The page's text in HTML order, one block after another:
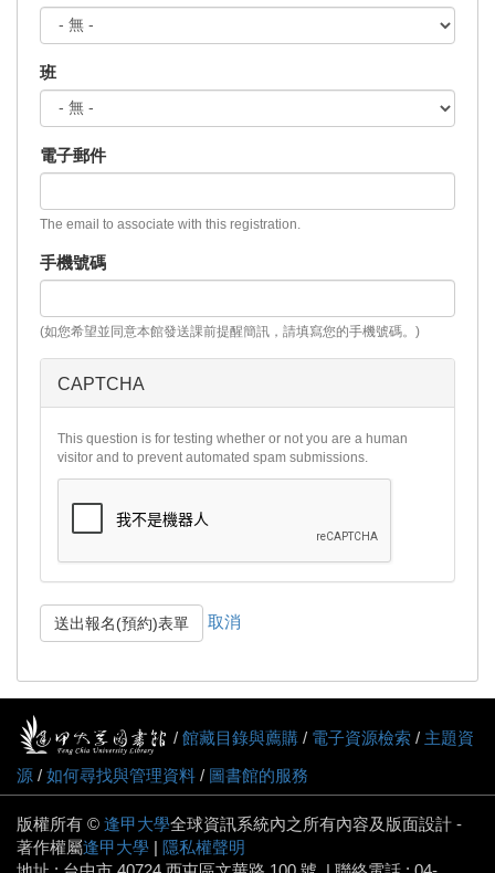
班
電子郵件
The email to associate with this registration.
手機號碼
(如您希望並同意本館發送課前提醒簡訊，請填寫您的手機號碼。)
CAPTCHA
This question is for testing whether or not you are a human
visitor and to prevent automated spam submissions.
送出報名(預約)表單 取消
/ 館藏目錄與薦購 / 電子資源檢索 / 主題資
源 / 如何尋找與管理資料 / 圖書館的服務
版權所有 © 逢甲大學全球資訊系統內之所有內容及版面設計 -
著作權屬逢甲大學 | 隱私權聲明